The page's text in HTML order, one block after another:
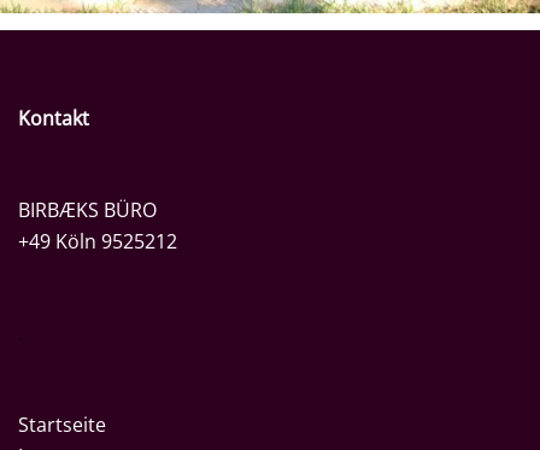
Kontakt
BIRBÆKS BÜRO
+49 Köln 9525212
.
Startseite